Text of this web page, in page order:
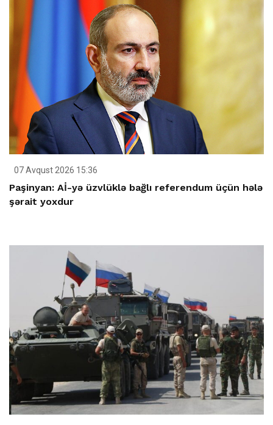
07 Avqust 2026 15:36
Paşinyan: Aİ-yə üzvlüklə bağlı referendum üçün hələ
şərait yoxdur